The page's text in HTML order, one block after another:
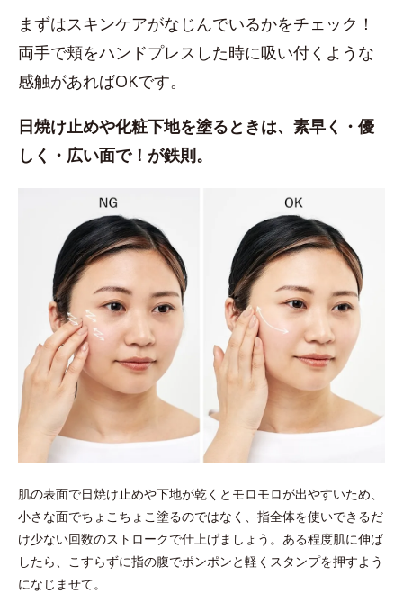
まずはスキンケアがなじんでいるかをチェック！
両手で頬をハンドプレスした時に吸い付くような
感触があればOKです。
日焼け止めや化粧下地を塗るときは、素早く・優
しく・広い面で！が鉄則。
肌の表面で日焼け止めや下地が乾くとモロモロが出やすいため、
小さな面でちょこちょこ塗るのではなく、指全体を使いできるだ
け少ない回数のストロークで仕上げましょう。ある程度肌に伸ば
したら、こすらずに指の腹でポンポンと軽くスタンプを押すよう
になじませて。